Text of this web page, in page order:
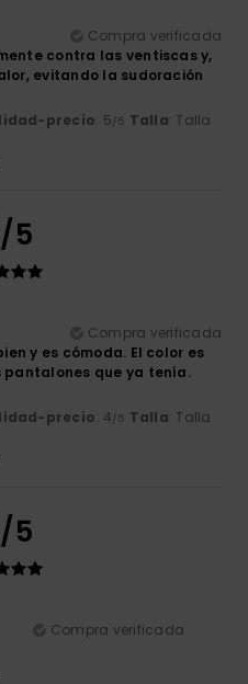
Compra verificada
contra las ventiscas y,
evitando la sudoración
precio: 5/5 Talla: Talla
/5
Compra verificada
y es cómoda. El color es
pantalones que ya tenía.
precio: 4/5 Talla: Talla
/5
Compra verificada